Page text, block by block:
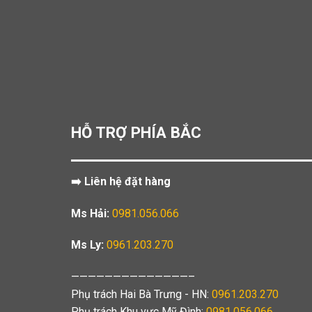
HỖ TRỢ PHÍA BẮC
➡️ Liên hệ đặt hàng
Ms Hải: 0981.056.066
Ms Ly: 0961.203.270
——————————————–
Phụ trách Hai Bà Trưng - HN: 0961.203.270